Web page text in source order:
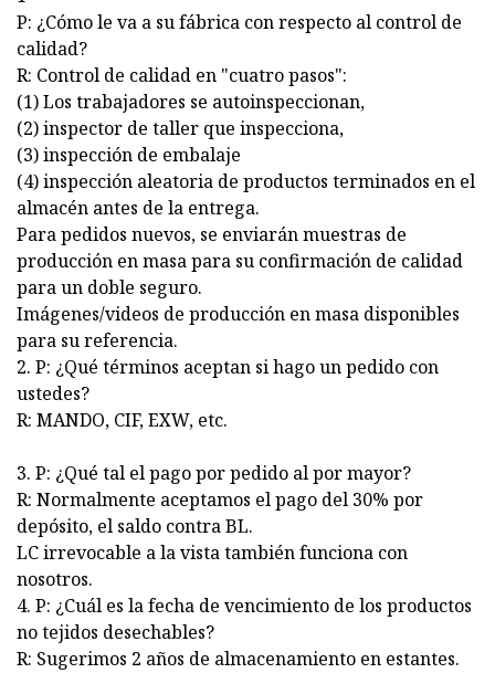
P: ¿Cómo le va a su fábrica con respecto al control de
calidad?
R: Control de calidad en "cuatro pasos":
(1) Los trabajadores se autoinspeccionan,
(2) inspector de taller que inspecciona,
(3) inspección de embalaje
(4) inspección aleatoria de productos terminados en el
almacén antes de la entrega.
Para pedidos nuevos, se enviarán muestras de
producción en masa para su confirmación de calidad
para un doble seguro.
Imágenes/videos de producción en masa disponibles
para su referencia.
2. P: ¿Qué términos aceptan si hago un pedido con
ustedes?
R: MANDO, CIF, EXW, etc.
3. P: ¿Qué tal el pago por pedido al por mayor?
R: Normalmente aceptamos el pago del 30% por
depósito, el saldo contra BL.
LC irrevocable a la vista también funciona con
nosotros.
4. P: ¿Cuál es la fecha de vencimiento de los productos
no tejidos desechables?
R: Sugerimos 2 años de almacenamiento en estantes.